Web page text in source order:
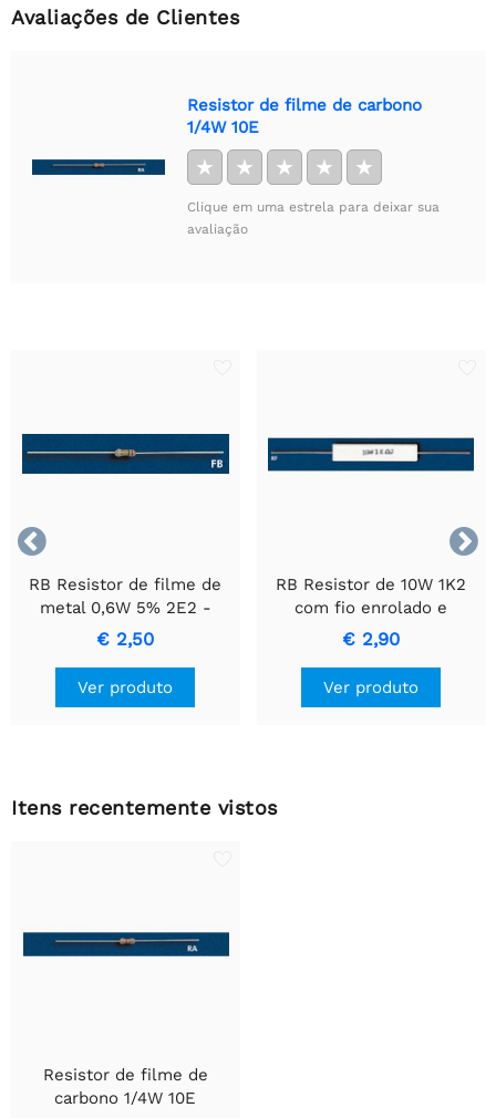
Avaliações de Clientes
Resistor de filme de carbono
1/4W 10E
★ ★ ★ ★ ★
Clique em uma estrela para deixar sua
avaliação


RB Resistor de filme de
metal 0,6W 5% 2E2 -
Resistor de Precisão
Durável
€ 2,50
Ver produto
RB Resistor de 10W 1K2
com fio enrolado e
invólucro de cerâmica.
€ 2,90
Ver produto
Itens recentemente vistos
Resistor de filme de
carbono 1/4W 10E